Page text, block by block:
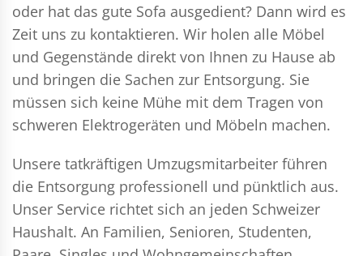
oder hat das gute Sofa ausgedient? Dann wird es
Zeit uns zu kontaktieren. Wir holen alle Möbel
und Gegenstände direkt von Ihnen zu Hause ab
und bringen die Sachen zur Entsorgung. Sie
müssen sich keine Mühe mit dem Tragen von
schweren Elektrogeräten und Möbeln machen.
Unsere tatkräftigen Umzugsmitarbeiter führen
die Entsorgung professionell und pünktlich aus.
Unser Service richtet sich an jeden Schweizer
Haushalt. An Familien, Senioren, Studenten,